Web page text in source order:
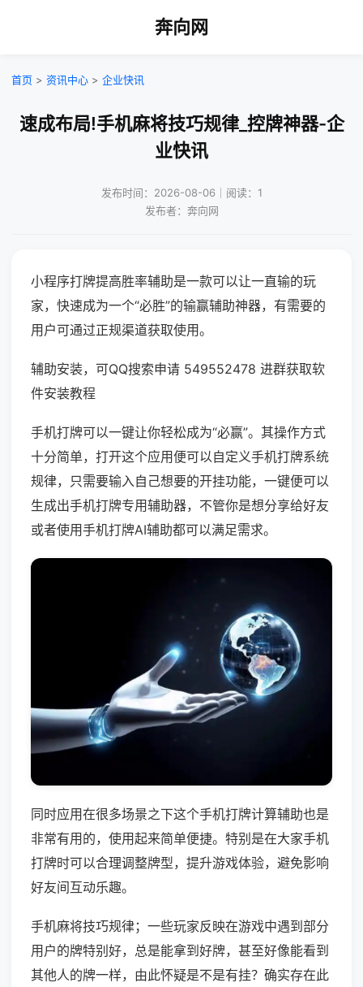
奔向网
首页 > 资讯中心 > 企业快讯
速成布局!手机麻将技巧规律_控牌神器-企
业快讯
发布时间：2026-08-06｜阅读：1
发布者：奔向网
小程序打牌提高胜率辅助是一款可以让一直输的玩
家，快速成为一个“必胜”的输赢辅助神器，有需要的
用户可通过正规渠道获取使用。
辅助安装，可QQ搜索申请 549552478 进群获取软
件安装教程
手机打牌可以一键让你轻松成为“必赢”。其操作方式
十分简单，打开这个应用便可以自定义手机打牌系统
规律，只需要输入自己想要的开挂功能，一键便可以
生成出手机打牌专用辅助器，不管你是想分享给好友
或者使用手机打牌AI辅助都可以满足需求。
同时应用在很多场景之下这个手机打牌计算辅助也是
非常有用的，使用起来简单便捷。特别是在大家手机
打牌时可以合理调整牌型，提升游戏体验，避免影响
好友间互动乐趣。
手机麻将技巧规律；一些玩家反映在游戏中遇到部分
用户的牌特别好，总是能拿到好牌，甚至好像能看到
其他人的牌一样，由此怀疑是不是有挂？确实存在此